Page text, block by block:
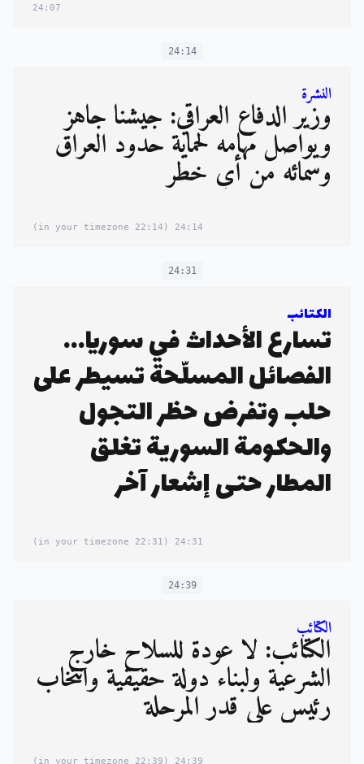
24:07
24:14
النشرة
وزير الدفاع العراقي: جيشنا جاهز
ويواصل مهامه لحماية حدود العراق
وسمائه من أي خطر
24:14
(22:14 in your timezone)
24:31
الكتائب
تسارع الأحداث في سوريا...
الفصائل المسلّحة تسيطر على
حلب وتفرض حظر التجول
والحكومة السورية تغلق
المطار حتى إشعار آخر
24:31
(22:31 in your timezone)
24:39
الكتائب
الكتائب: لا عودة للسلاح خارج
الشرعية ولبناء دولة حقيقية وانتخاب
رئيس على قدر المرحلة
24:39
(22:39 in your timezone)